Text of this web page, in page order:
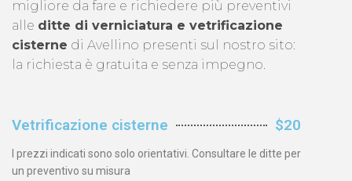
migliore da fare e richiedere più preventivi
alle ditte di verniciatura e vetrificazione
cisterne di Avellino presenti sul nostro sito:
la richiesta è gratuita e senza impegno.
Vetrificazione cisterne $20
I prezzi indicati sono solo orientativi. Consultare le ditte per
un preventivo su misura